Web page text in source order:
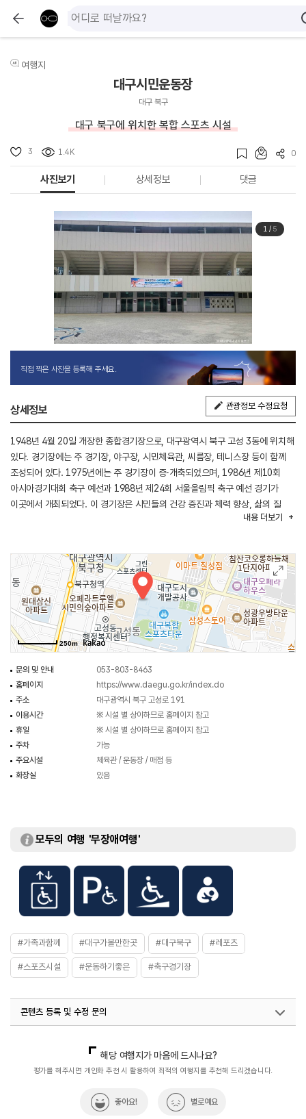
여행지
대구시민운동장
대구 북구
대구 북구에 위치한 복합 스포츠 시설
3 1.4K 0
사진보기 상세정보 댓글
1/ 5
직접 찍은 사진을 등록해 주세요.
상세정보 관광정보 수정요청
1948년 4월 20일 개장한 종합경기장으로, 대구광역시 북구 고성 3동에 위치해
있다. 경기장에는 주 경기장, 야구장, 시민체육관, 씨름장, 테니스장 등이 함께
조성되어 있다. 1975년에는 주 경기장이 증·개축되었으며, 1986년 제10회
아시아경기대회 축구 예선과 1988년 제24회 서울올림픽 축구 예선 경기가
이곳에서 개최되었다. 이 경기장은 시민들의 건강 증진과 체력 향상, 삶의 질
개선 및 여가활동 활성화를 위해 체육시설을 적극적으로 개방하고 있으며,
내용 더보기
250m
문의 및 안내
053-803-8463
홈페이지
https://www.daegu.go.kr/index.do
주소
대구광역시 북구 고성로 191
이용시간
※ 시설 별 상이하므로 홈페이지 참고
휴일
※ 시설 별 상이하므로 홈페이지 참고
주차
가능
주요시설
체육관 / 운동장 / 매점 등
화장실
있음
모두의 여행 '무장애여행'
#가족과함께 #대구가볼만한곳 #대구북구 #레포츠
#스포츠시설 #운동하기좋은 #축구경기장
콘텐츠 등록 및 수정 문의
열린관광콘텐츠팀(열린관광-모두의여행)
033-738-3425
해당 여행지가 마음에 드시나요?
평가를 해주시면 개인화 추천 시 활용하여 최적의 여행지를 추천해 드리겠습니다.
좋아요! 별로예요